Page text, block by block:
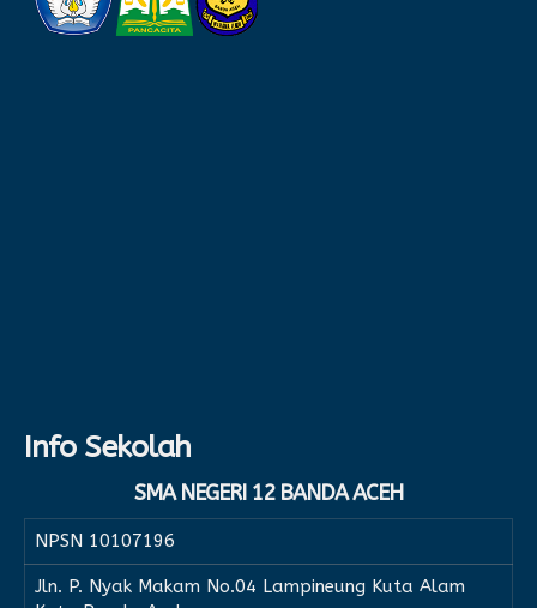
Info Sekolah
SMA NEGERI 12 BANDA ACEH
NPSN 10107196
Jln. P. Nyak Makam No.04 Lampineung Kuta Alam